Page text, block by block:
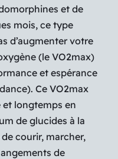
et de
mois, ce type
d’augmenter votre
(le VO2max)
et espérance
Ce VO2max
longtemps en
de glucides à la
courir, marcher,
de